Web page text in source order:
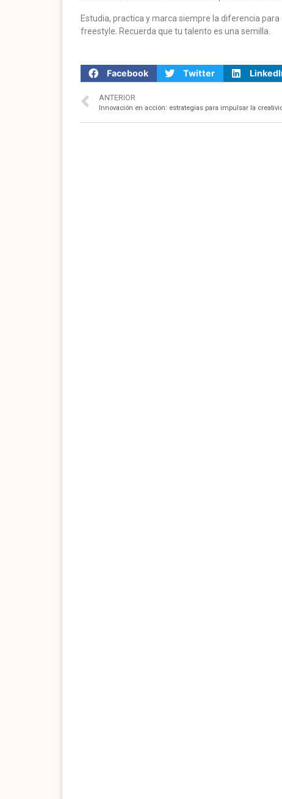
Estudia, practica y marca siempre la diferencia
freestyle. Recuerda que tu talento es una semilla.
Facebook Twitter
ANTERIOR